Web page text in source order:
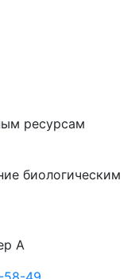
ресурсам
биологическим
А